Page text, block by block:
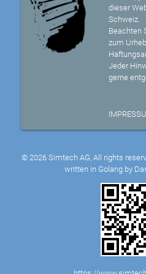
dieser
Schweiz.
Beachten
zum
Jeder
gerne
© 2026 Simtech AG, All rights
written in Golang by